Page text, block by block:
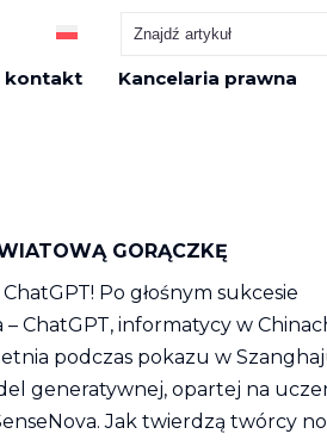
kontakt Kancelaria prawna
GORĄCZKĘ
Po głośnym sukcesie
ChatGPT, informatycy w
podczas pokazu w
generatywnej, opartej na
Jak twierdzą twórcy